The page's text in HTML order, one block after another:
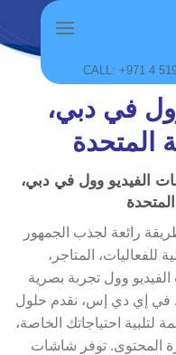
CALL: +971 4
في دبي،
المتحدة
الفيديو وول في دبي،
رائعة لجذب الجمهور
للفعاليات، المتاجر،
وول تجربة بصرية
في إي دي إس، نقدم حلول
احتياجاتك الخاصة،
المحتوى. توفر شاشات